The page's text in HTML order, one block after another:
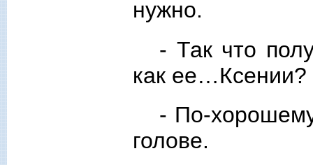
нужно.
- Так что
как ее…Ксении?
- По-
голове.